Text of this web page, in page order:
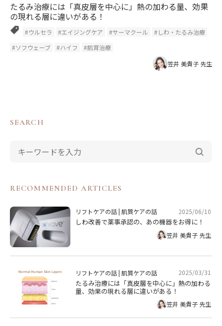
たるみ治療には「真皮層を中心に」熱の加わる量、効果
の現れる層に違いがある！
#ウルセラ #エイジングケア #サーマクール
#しわ・たるみ治療
#ソフウェーブ
#ハイフ
#肌育治療
笠井 美貴子 先生
SEARCH
RECOMMENDED ARTICLES
リフトケアの話|肌質ケアの話 2025/06/10
しわ改善で薬事承認の、あの機器をお得に！
笠井 美貴子 先生
リフトケアの話|肌質ケアの話 2025/03/31
たるみ治療には「真皮層を中心に」熱の加わる
量、効果の現れる層に違いがある！
笠井 美貴子 先生